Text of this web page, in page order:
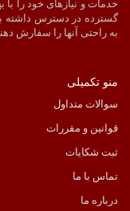
خدمات و نیازهای خود را
گسترده در دسترس داشته
به راحتی آنها را سفارش
منو تکمیلی
سوالات متداول
قوانین و مقررات
ثبت شکایات
تماس با ما
درباره ما